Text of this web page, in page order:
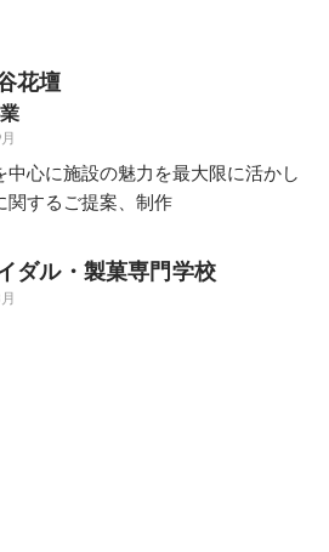
花壇
中心に施設の魅力を最大限に活かし
関するご提案、制作
ダル・製菓専門学校